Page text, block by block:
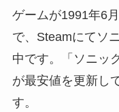
ゲームが1991年6
で、Steamにてソ
中です。「ソニッ
が最安値を更新し
す。